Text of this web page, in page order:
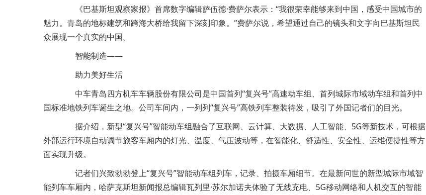
《巴基斯坦观察家报》首席数字编辑萨伍德·费萨尔表示：“我很荣幸能够来到中国，感受中国城市的
魅力。青岛的地标建筑和跨海大桥给我留下深刻印象。”费萨尔说，希望通过自己的镜头和文字向巴基斯坦民
众展现一个真实的中国。
智能制造——
助力美好生活
中车青岛四方机车车辆股份有限公司是中国首列“复兴号”高速动车组、首列城际市域动车组和首列中
国标准地铁列车诞生之地。公司车间内，一列列“复兴号”高铁列车整装待发，吸引了外国记者们的目光。
据介绍，新型“复兴号”智能动车组融合了互联网、云计算、大数据、人工智能、5G等新技术，可根据
外部运行环境自动调节旅客车厢内的灯光、温度、气压波动等，在智能化、舒适性、安全性、运维便捷性等方
面实现升级。
记者们兴致勃勃登上“复兴号”智能动车组列车，记录、拍摄车厢细节。在最新问世的新型城际市域智
能列车车厢内，哈萨克斯坦新闻报总编辑瓦列里·苏尔加诺夫体验了无线充电、5G移动网络和人机交互的智能